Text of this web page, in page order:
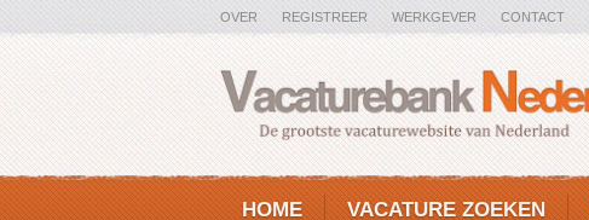
OVER REGISTREER WERKGEVER CONTACT
HOME VACATURE ZOEKEN